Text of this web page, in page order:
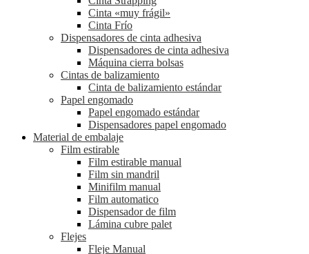
Cinta «muy frágil»
Cinta Frío
Dispensadores de cinta adhesiva
Dispensadores de cinta adhesiva
Máquina cierra bolsas
Cintas de balizamiento
Cinta de balizamiento estándar
Papel engomado
Papel engomado estándar
Dispensadores papel engomado
Material de embalaje
Film estirable
Film estirable manual
Film sin mandril
Minifilm manual
Film automatico
Dispensador de film
Lámina cubre palet
Flejes
Fleje Manual